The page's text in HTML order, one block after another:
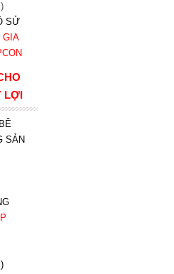
SỬ
GIA
LỢI
SẢN